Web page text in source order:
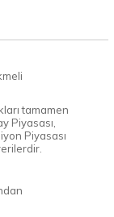
tamamen
Piyasası,
Piyasası